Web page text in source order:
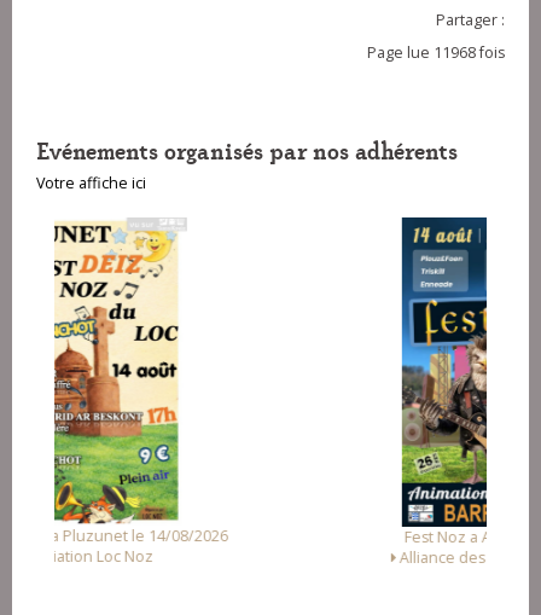
Partager :
Page lue 11968 fois
Evénements organisés par nos adhérents
Votre affiche ici
Fest Noz a Arzal le 15/08/2026
Alliance des Associations d'Arzal